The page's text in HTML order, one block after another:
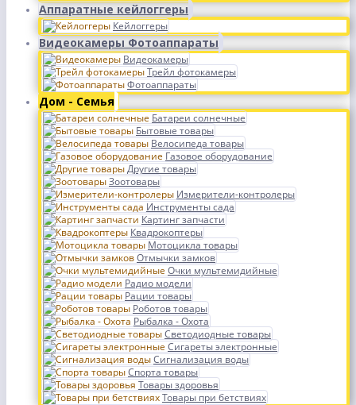
Аппаратные кейлоггеры
Кейлоггеры
Видеокамеры Фотоаппараты
Видеокамеры
Трейл фотокамеры
Фотоаппараты
Дом - Семья
Батареи солнечные
Бытовые товары
Велосипеда товары
Газовое оборудование
Другие товары
Зоотовары
Измерители-контролеры
Инструменты сада
Картинг запчасти
Квадрокоптеры
Мотоцикла товары
Отмычки замков
Очки мультемидийные
Радио модели
Рации товары
Роботов товары
Рыбалка - Охота
Светодиодные товары
Сигареты электронные
Сигнализация воды
Спорта товары
Товары здоровья
Товары при бетствиях